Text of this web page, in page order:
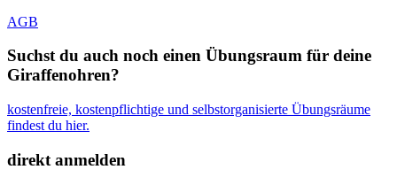
AGB
Suchst du auch noch einen Übungsraum für deine
Giraffenohren?
kostenfreie, kostenpflichtige und selbstorganisierte Übungsräume
findest du hier.
direkt anmelden